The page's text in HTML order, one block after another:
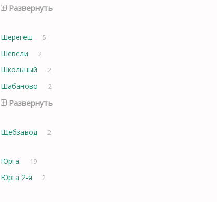
Развернуть
Шерегеш 5
Шевели 2
Школьный 2
Шабаново 2
Развернуть
Щебзавод 2
Юрга 19
Юрга 2-я 2